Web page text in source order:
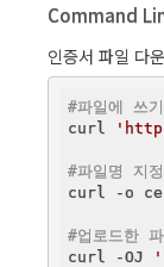
Command
인증서 파일 다
#파일에 쓰기
curl
#파일명 지정
curl -o
#업로드한
curl -OJ